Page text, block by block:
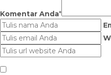
Komentar Anda*